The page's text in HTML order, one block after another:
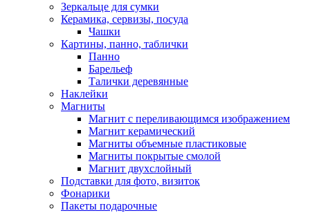
Зеркальце для сумки
Керамика, сервизы, посуда
Чашки
Картины, панно, таблички
Панно
Барельеф
Талички деревянные
Наклейки
Магниты
Магнит с переливающимся изображением
Магнит керамический
Магниты объемные пластиковые
Магниты покрытые смолой
Магнит двухслойный
Подставки для фото, визиток
Фонарики
Пакеты подарочные